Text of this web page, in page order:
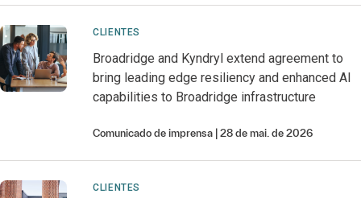
CLIENTES
Broadridge and Kyndryl extend agreement to
bring leading edge resiliency and enhanced AI
capabilities to Broadridge infrastructure
Comunicado de imprensa 28 de mai. de 2026
CLIENTES